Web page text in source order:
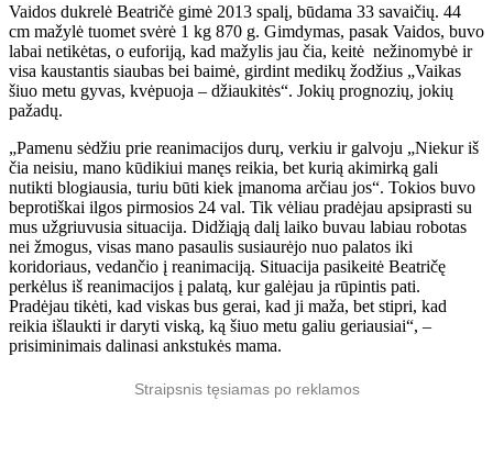
Vaidos dukrelė Beatričė gimė 2013 spalį, būdama 33 savaičių. 44
cm mažylė tuomet svėrė 1 kg 870 g. Gimdymas, pasak Vaidos, buvo
labai netikėtas, o euforiją, kad mažylis jau čia, keitė nežinomybė ir
visa kaustantis siaubas bei baimė, girdint medikų žodžius „Vaikas
šiuo metu gyvas, kvėpuoja – džiaukitės“. Jokių prognozių, jokių
pažadų.
„Pamenu sėdžiu prie reanimacijos durų, verkiu ir galvoju „Niekur iš
čia neisiu, mano kūdikiui manęs reikia, bet kurią akimirką gali
nutikti blogiausia, turiu būti kiek įmanoma arčiau jos“. Tokios buvo
beprotiškai ilgos pirmosios 24 val. Tik vėliau pradėjau apsiprasti su
mus užgriuvusia situacija. Didžiąją dalį laiko buvau labiau robotas
nei žmogus, visas mano pasaulis susiaurėjo nuo palatos iki
koridoriaus, vedančio į reanimaciją. Situacija pasikeitė Beatričę
perkėlus iš reanimacijos į palatą, kur galėjau ja rūpintis pati.
Pradėjau tikėti, kad viskas bus gerai, kad ji maža, bet stipri, kad
reikia išlaukti ir daryti viską, ką šiuo metu galiu geriausiai“, –
prisiminimais dalinasi ankstukės mama.
Straipsnis tęsiamas po reklamos